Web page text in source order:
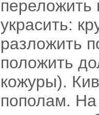
украсить:
разложить
положить
кожуры).
пополам.